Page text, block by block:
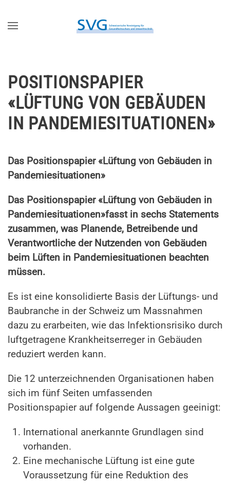
Zum Hauptinhalt springen
POSITIONSPAPIER
«LÜFTUNG VON GEBÄUDEN
IN PANDEMIESITUATIONEN»
Das Positionspapier «Lüftung von Gebäuden in
Pandemiesituationen»
Das Positionspapier «Lüftung von Gebäuden in
Pandemiesituationen»fasst in sechs Statements
zusammen, was Planende, Betreibende und
Verantwortliche der Nutzenden von Gebäuden
beim Lüften in Pandemiesituationen beachten
müssen.
Es ist eine konsolidierte Basis der Lüftungs- und
Baubranche in der Schweiz um Massnahmen
dazu zu erarbeiten, wie das Infektionsrisiko durch
luftgetragene Krankheitserreger in Gebäuden
reduziert werden kann.
Die 12 unterzeichnenden Organisationen haben
sich im fünf Seiten umfassenden
Positionspapier auf folgende Aussagen geeinigt:
International anerkannte Grundlagen sind
vorhanden.
Eine mechanische Lüftung ist eine gute
Voraussetzung für eine Reduktion des